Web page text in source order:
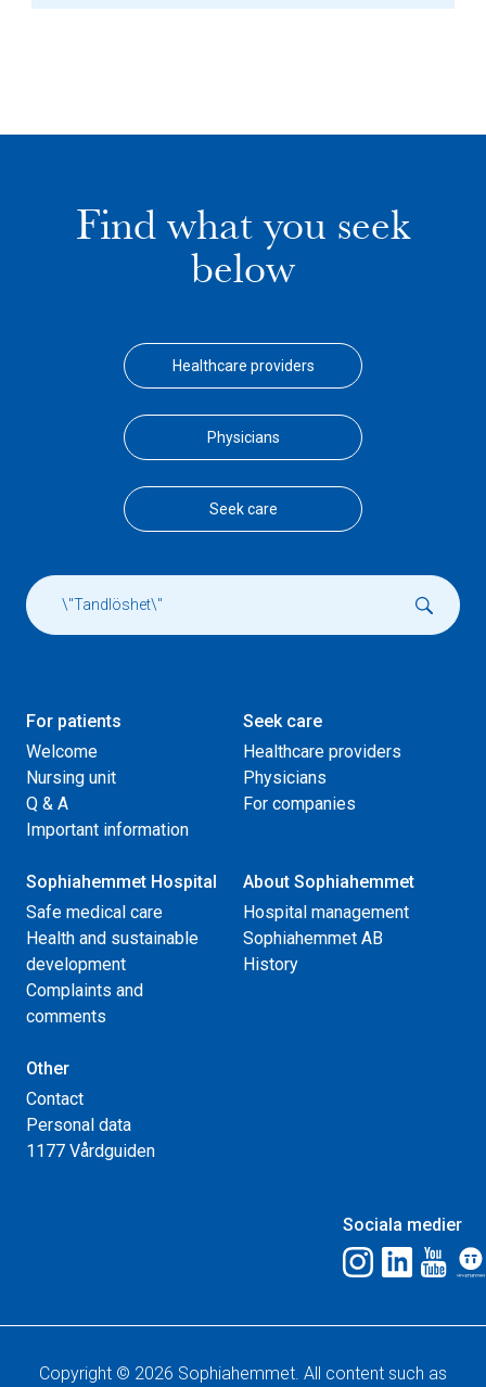
Find what you seek
below
Healthcare providers
Physicians
Seek care
For patients
Welcome
Nursing unit
Q & A
Important information
Seek care
Healthcare providers
Physicians
For companies
Sophiahemmet Hospital
Safe medical care
Health and sustainable
development
Complaints and
comments
About Sophiahemmet
Hospital management
Sophiahemmet AB
History
Other
Contact
Personal data
1177 Vårdguiden
Sociala medier
Copyright © 2026 Sophiahemmet. All content such as